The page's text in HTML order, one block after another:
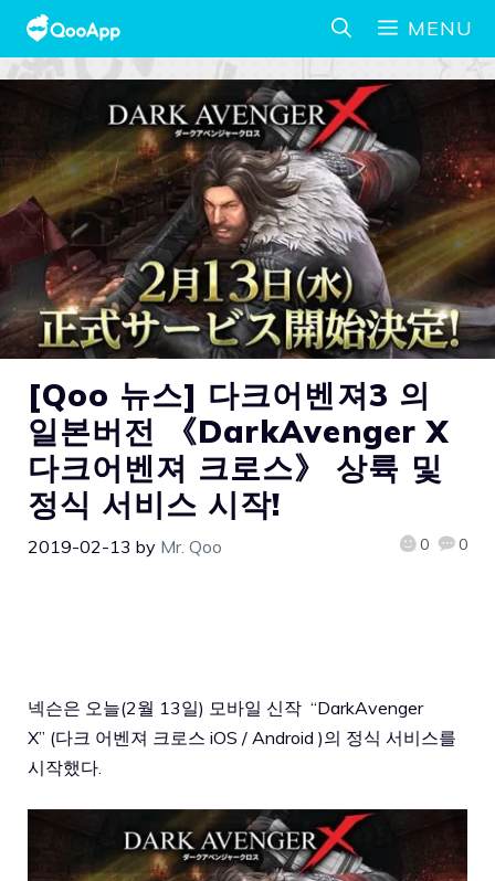
MENU
[Qoo 뉴스] 다크어벤져3 의
일본버전 《DarkAvenger X
다크어벤져 크로스》 상륙 및
정식 서비스 시작!
2019-02-13 by Mr. Qoo 0 0
넥슨은 오늘(2월 13일) 모바일 신작 “DarkAvenger
X” (다크 어벤져 크로스 iOS / Android )의 정식 서비스를
시작했다